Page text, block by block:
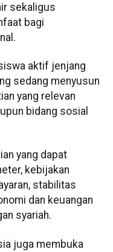
sekaligus
bagi
aktif jenjang
sedang menyusun
yang relevan
bidang sosial
yang dapat
kebijakan
stabilitas
dan keuangan
syariah.
juga membuka